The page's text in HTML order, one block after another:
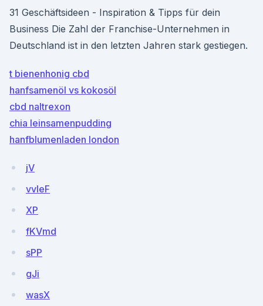
31 Geschäftsideen - Inspiration & Tipps für dein
Business Die Zahl der Franchise-Unternehmen in
Deutschland ist in den letzten Jahren stark gestiegen.
t bienenhonig cbd
hanfsamenöl vs kokosöl
cbd naltrexon
chia leinsamenpudding
hanfblumenladen london
jV
vvleF
XP
fKVmd
sPP
gJi
wasX